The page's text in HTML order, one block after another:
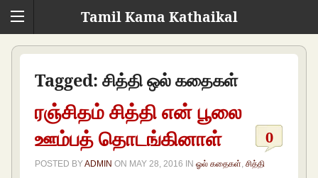
Tamil Kama Kathaikal
Tagged: சித்தி ஒல் கதைகள்
ரஞ்சிதம் சித்தி என் பூலை
ஊம்பத் தொடங்கினாள்
0
POSTED BYADMIN ON MAY 28, 2016 INஓல் கதைகள் ,சித்தி